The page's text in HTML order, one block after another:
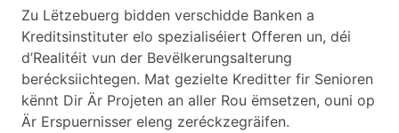
Zu Lëtzebuerg bidden verschidde Banken a
Kreditsinstituter elo spezialiséiert Offeren un, déi
d’Realitéit vun der Bevëlkerungsalterung
berécksiichtegen. Mat gezielte Kreditter fir Senioren
kënnt Dir Är Projeten an aller Rou ëmsetzen, ouni op
Är Erspuernisser eleng zeréckzegräifen.